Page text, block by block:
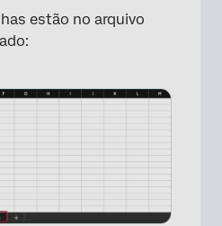
estão no arquivo